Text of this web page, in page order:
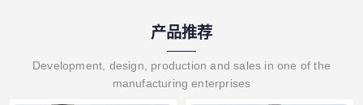
产品推荐
Development, design, production and sales in one of the
manufacturing enterprises